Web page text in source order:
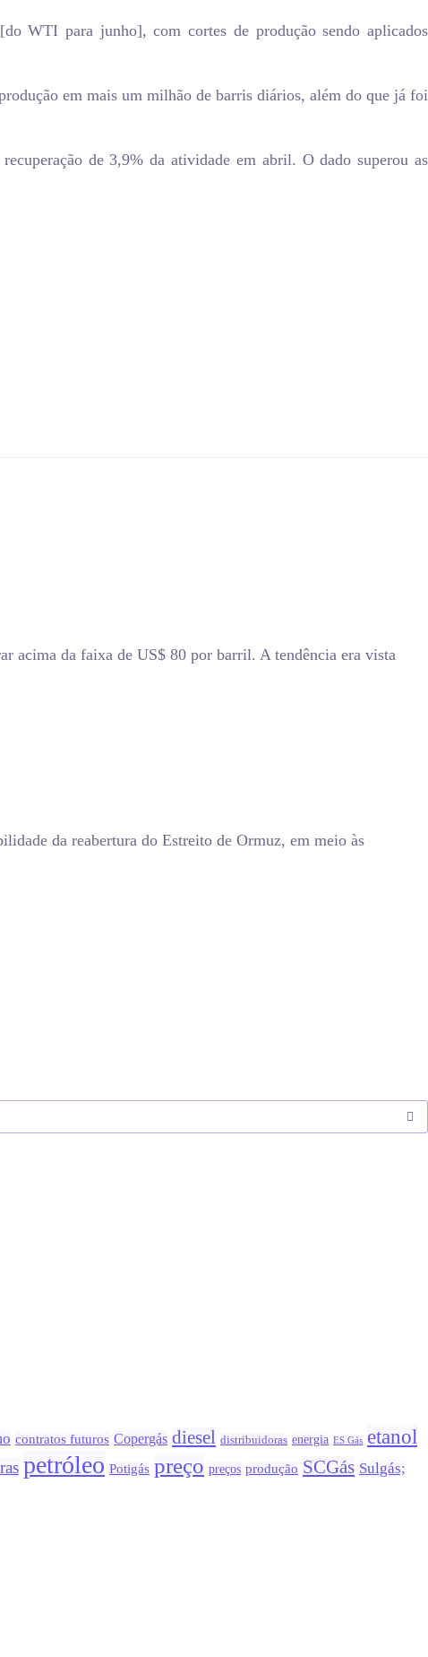
WTI para junho], com cortes de produção sendo aplicados
em mais um milhão de barris diários, além do que já foi
de 3,9% da atividade em abril. O dado superou as
acima da faixa de US$ 80 por barril. A tendência era vista
da reabertura do Estreito de Ormuz, em meio às
contratos futuros Copergás diesel distribuidoras energia ES Gás etanol
petróleo Potigás preço preços produção SCGás Sulgás;